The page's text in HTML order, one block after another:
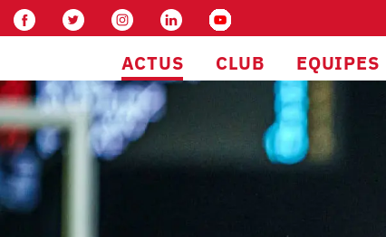
ACTUS CLUB EQUIPES